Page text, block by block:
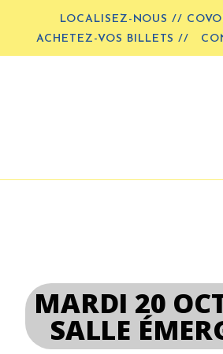
LOCALISEZ-NOUS //
ACHETEZ-VOS BILLETS //
MARDI 20
SALLE